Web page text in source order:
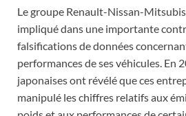
Le groupe Renault-Nissan-
impliqué dans une importante
falsifications de données
performances de ses véhicules. En
japonaises ont révélé que ces
manipulé les chiffres relatifs aux